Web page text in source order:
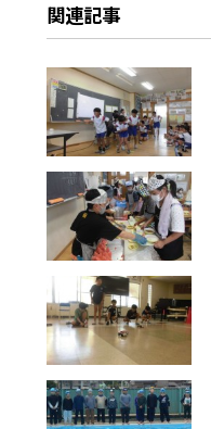
関連記事